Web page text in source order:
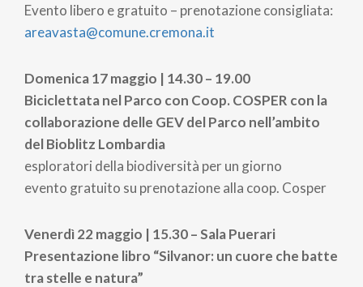
Evento libero e gratuito – prenotazione consigliata:
areavasta@comune.cremona.it
Domenica 17 maggio | 14.30 – 19.00
Biciclettata nel Parco con Coop. COSPER con la
collaborazione delle GEV del Parco nell’ambito
del Bioblitz Lombardia
esploratori della biodiversità per un giorno
evento gratuito su prenotazione alla coop. Cosper
Venerdì 22 maggio | 15.30 – Sala Puerari
Presentazione libro “Silvanor: un cuore che batte
tra stelle e natura”